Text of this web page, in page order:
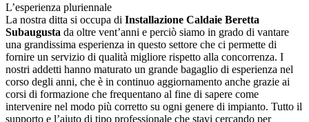
L’esperienza pluriennale
La nostra ditta si occupa di Installazione Caldaie Beretta
Subaugusta da oltre vent’anni e perciò siamo in grado di vantare
una grandissima esperienza in questo settore che ci permette di
fornire un servizio di qualità migliore rispetto alla concorrenza. I
nostri addetti hanno maturato un grande bagaglio di esperienza nel
corso degli anni, che è in continuo aggiornamento anche grazie ai
corsi di formazione che frequentano al fine di sapere come
intervenire nel modo più corretto su ogni genere di impianto. Tutto il
supporto e l’aiuto di tipo professionale che stavi cercando per